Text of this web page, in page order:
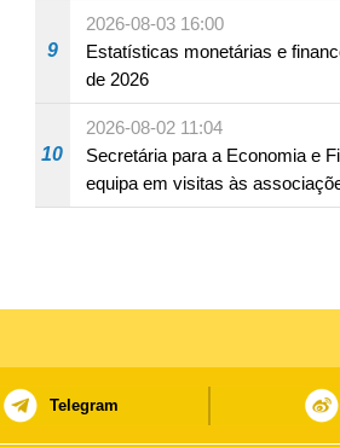
9
2026-08-03 16:00
Estatísticas monetárias e
de 2026
10
2026-08-02 11:04
Secretária para a Economia e
equipa em visitas às
consolidar consensos e
Telegram